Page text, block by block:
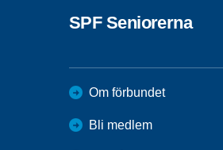
SPF Seniorerna
Om förbundet
Bli medlem